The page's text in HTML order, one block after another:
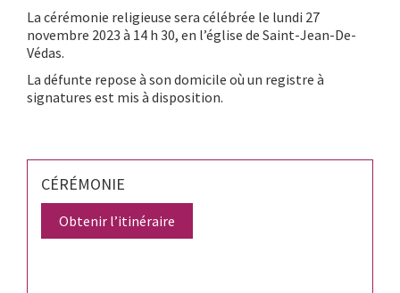
La cérémonie religieuse sera célébrée le lundi 27
novembre 2023 à 14 h 30, en l’église de Saint-Jean-De-
Védas.
La défunte repose à son domicile où un registre à
signatures est mis à disposition.
CÉRÉMONIE
Obtenir l’itinéraire